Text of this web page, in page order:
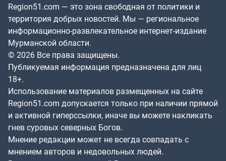
Region51.com — это зона свободная от политики и
территория добрых новостей. Мы — региональное
информационно-развлекательное интернет-издание
Мурманской области.
© 2026 Все права защищены.
Публикуемая информация предназначена для лиц
18+.
Использование материалов размещенных на сайте
Region51.com допускается только при наличии прямой
и активной гиперссылки, иначе вы можете накликать
гнев суровых северных Богов.
Мнение редакции может не всегда совпадать с
мнением авторов и недовольных людей.